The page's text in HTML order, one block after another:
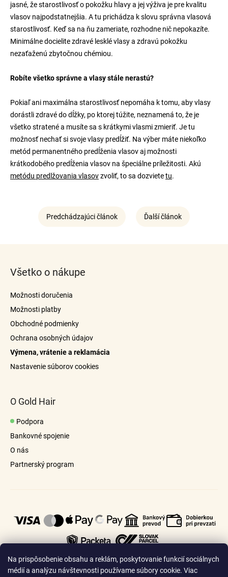
Na prispôsobenie obsahu a reklám, poskytovanie funkcií sociálnych
médií a analýzu návštevnosti používame súbory cookie. Viac
jasné, že starostlivosť o pokožku hlavy a jej výživa je pre kvalitu
vlasov najpodstatnejšia. A tu prichádza k slovu správna vlasová
starostlivosť. Keď sa na ňu zameriate, rozhodne nič nepokazíte.
Minimálne docielite zdravé lesklé vlasy a zdravú pokožku
nezaťaženú zbytočnou chémiou.
Robíte všetko správne a vlasy stále nerastú?
Pokiaľ ani maximálna starostlivosť nepomáha k tomu, aby vlasy
dorástli zdravé do dĺžky, po ktorej túžite, neznamená to, že je
všetko stratené a musíte sa s krátkymi vlasmi zmieriť. Je tu
možnosť nechať si svoje vlasy predĺžiť. Na výber máte niekoľko
metód permanentného predĺženia vlasov aj možnosti
krátkodobého predĺženia vlasov na špeciálne príležitosti. Akú
metódu predlžovania vlasovzvoliť, to sa dozvietetu.
Predchádzajúci článok Ďalší článok
Všetko o nákupe
Možnosti doručenia
Možnosti platby
Obchodné podmienky
Ochrana osobných údajov
Výmena, vrátenie a reklamácia
Nastavenie súborov cookies
O Gold Hair
Podpora
Bankovné spojenie
O nás
Partnerský program